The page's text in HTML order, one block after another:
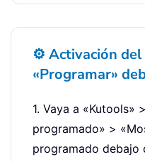
⚙️ Activación
«Programar»
1. Vaya a «Kutools»
programado» >
programado debajo